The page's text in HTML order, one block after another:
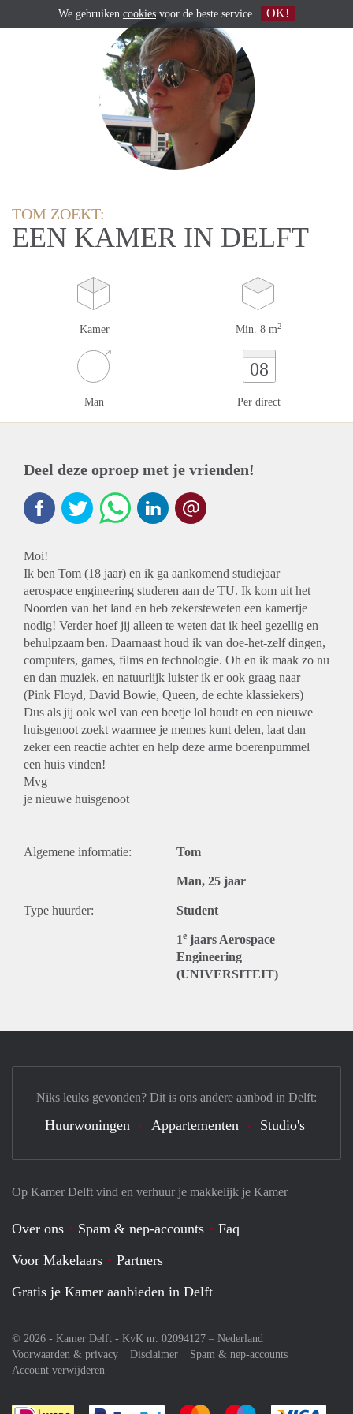
TOM ZOEKT:
EEN KAMER IN DELFT
Kamer Min. 8 m2
Man
08
Per direct
Deel deze oproep met je vrienden!
Moi!
Ik ben Tom (18 jaar) en ik ga aankomend studiejaar
aerospace engineering studeren aan de TU. Ik kom uit het
Noorden van het land en heb zekersteweten een kamertje
nodig! Verder hoef jij alleen te weten dat ik heel gezellig en
behulpzaam ben. Daarnaast houd ik van doe-het-zelf dingen,
computers, games, films en technologie. Oh en ik maak zo nu
en dan muziek, en natuurlijk luister ik er ook graag naar
(Pink Floyd, David Bowie, Queen, de echte klassiekers)
Dus als jij ook wel van een beetje lol houdt en een nieuwe
huisgenoot zoekt waarmee je memes kunt delen, laat dan
zeker een reactie achter en help deze arme boerenpummel
een huis vinden!
Mvg
je nieuwe huisgenoot
Algemene informatie: Tom
Man, 25 jaar
Type huurder: Student
1e jaars Aerospace
Engineering
(UNIVERSITEIT)
Op Kamer Delft vind en verhuur je makkelijk je Kamer
Over ons Spam & nep-accounts
Faq
Voor Makelaars
Partners
Gratis je Kamer aanbieden in Delft
© 2026 - Kamer Delft - KvK nr. 02094127 – Nederland
Voorwaarden & privacy
Disclaimer
Spam & nep-accounts
Account verwijderen
Niks leuks gevonden? Dit is ons andere aanbod in Delft:
Huurwoningen Appartementen Studio's
We gebruiken cookies voor de beste service OK!